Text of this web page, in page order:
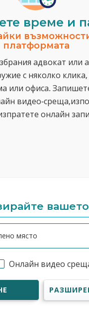
време и
платформата
адвокат или
с няколко клика,
или офиса.
видео-
онлайн
Онлайн видео